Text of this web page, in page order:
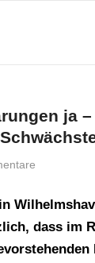
ja
dass im